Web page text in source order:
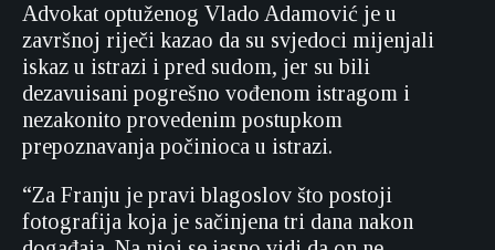
Advokat optuženog Vlado Adamović je u
završnoj riječi kazao da su svjedoci mijenjali
iskaz u istrazi i pred sudom, jer su bili
dezavuisani pogrešno vođenom istragom i
nezakonito provedenim postupkom
prepoznavanja počinioca u istrazi.
“Za Franju je pravi blagoslov što postoji
fotografija koja je sačinjena tri dana nakon